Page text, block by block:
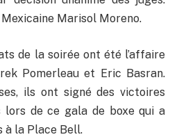
Marisol Moreno.
de la soirée ont été l’affaire
Pomerleau et Eric Basran.
ils ont signé des victoires
lors de ce gala de boxe qui a
à la Place Bell.